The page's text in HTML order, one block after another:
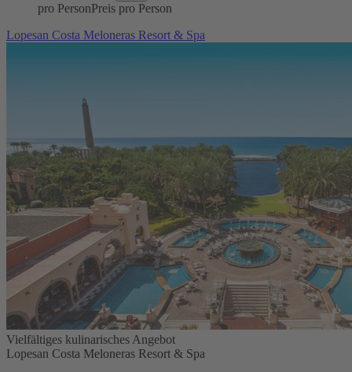
pro PersonPreis pro Person
Lopesan Costa Meloneras Resort & Spa
Vielfältiges kulinarisches Angebot
Lopesan Costa Meloneras Resort & Spa